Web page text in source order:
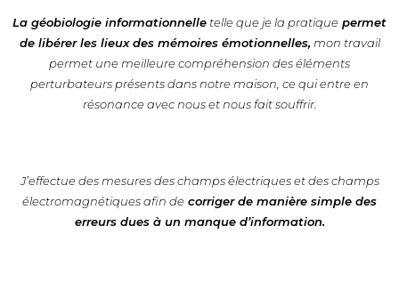
La géobiologie informationnelle telle que je la pratique permet
de libérer les lieux des mémoires émotionnelles, mon travail
permet une meilleure compréhension des éléments
perturbateurs présents dans notre maison, ce qui entre en
résonance avec nous et nous fait souffrir.
J’effectue des mesures des champs électriques et des champs
électromagnétiques afin de corriger de manière simple des
erreurs dues à un manque d’information.